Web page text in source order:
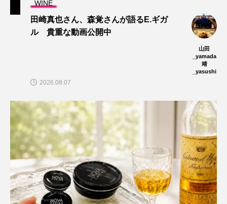
WINE
田崎真也さん、森覚さんが語るE.ギガ
ル 貴重な動画公開中
山田
_yamada
靖
_yasushi
2026.08.07